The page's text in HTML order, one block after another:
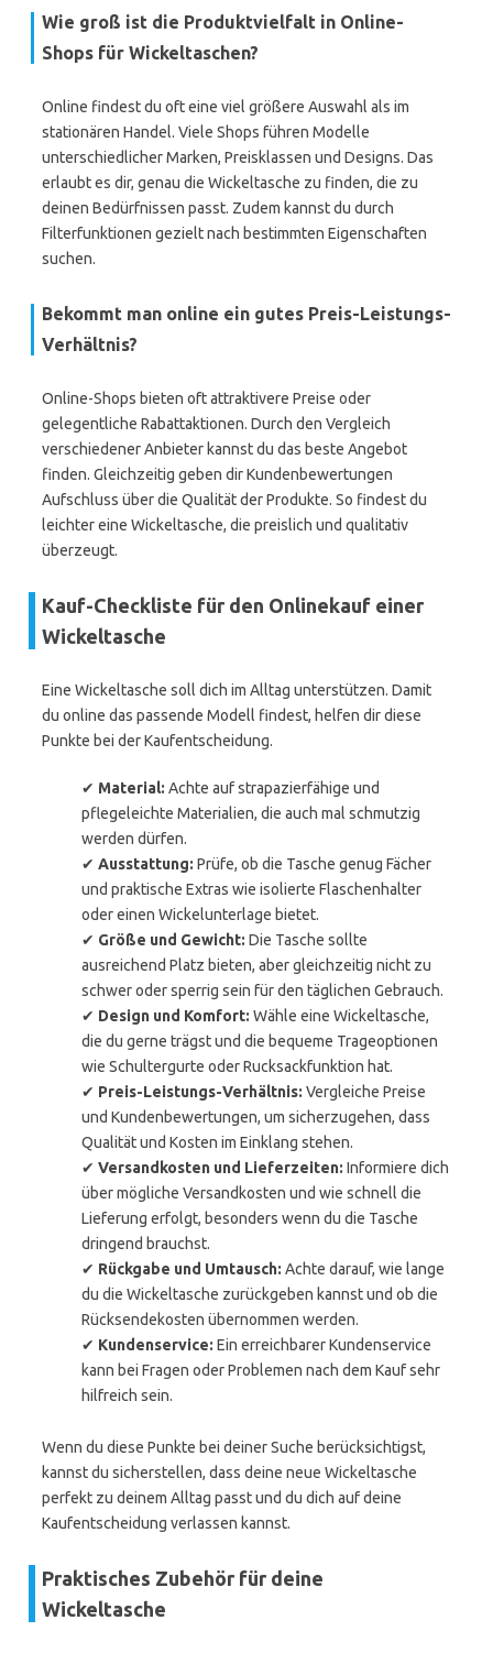
Wie groß ist die Produktvielfalt in Online-
Shops für Wickeltaschen?
Online findest du oft eine viel größere Auswahl als im
stationären Handel. Viele Shops führen Modelle
unterschiedlicher Marken, Preisklassen und Designs. Das
erlaubt es dir, genau die Wickeltasche zu finden, die zu
deinen Bedürfnissen passt. Zudem kannst du durch
Filterfunktionen gezielt nach bestimmten Eigenschaften
suchen.
Bekommt man online ein gutes Preis-Leistungs-
Verhältnis?
Online-Shops bieten oft attraktivere Preise oder
gelegentliche Rabattaktionen. Durch den Vergleich
verschiedener Anbieter kannst du das beste Angebot
finden. Gleichzeitig geben dir Kundenbewertungen
Aufschluss über die Qualität der Produkte. So findest du
leichter eine Wickeltasche, die preislich und qualitativ
überzeugt.
Kauf-Checkliste für den Onlinekauf einer
Wickeltasche
Eine Wickeltasche soll dich im Alltag unterstützen. Damit
du online das passende Modell findest, helfen dir diese
Punkte bei der Kaufentscheidung.
✔ Material: Achte auf strapazierfähige und
pflegeleichte Materialien, die auch mal schmutzig
werden dürfen.
✔ Ausstattung: Prüfe, ob die Tasche genug Fächer
und praktische Extras wie isolierte Flaschenhalter
oder einen Wickelunterlage bietet.
✔ Größe und Gewicht: Die Tasche sollte
ausreichend Platz bieten, aber gleichzeitig nicht zu
schwer oder sperrig sein für den täglichen Gebrauch.
✔ Design und Komfort: Wähle eine Wickeltasche,
die du gerne trägst und die bequeme Trageoptionen
wie Schultergurte oder Rucksackfunktion hat.
✔ Preis-Leistungs-Verhältnis: Vergleiche Preise
und Kundenbewertungen, um sicherzugehen, dass
Qualität und Kosten im Einklang stehen.
✔ Versandkosten und Lieferzeiten: Informiere dich
über mögliche Versandkosten und wie schnell die
Lieferung erfolgt, besonders wenn du die Tasche
dringend brauchst.
✔ Rückgabe und Umtausch: Achte darauf, wie lange
du die Wickeltasche zurückgeben kannst und ob die
Rücksendekosten übernommen werden.
✔ Kundenservice: Ein erreichbarer Kundenservice
kann bei Fragen oder Problemen nach dem Kauf sehr
hilfreich sein.
Wenn du diese Punkte bei deiner Suche berücksichtigst,
kannst du sicherstellen, dass deine neue Wickeltasche
perfekt zu deinem Alltag passt und du dich auf deine
Kaufentscheidung verlassen kannst.
Praktisches Zubehör für deine
Wickeltasche